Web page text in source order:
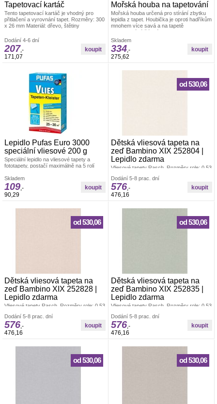
Tapetovací kartáč
Tento tapetovací kartáč je vhodný pro
přitlačení a vyrovnání tapet. Rozměry: 300
x 26 mm Materiál: dřevo, štětiny
Dodání 4-6 dní
207,-
171,07
Mořská houba na tapetování
Mořská houba určená pro stírání zbytku
lepidla z tapet. Houbička je oproti hadříkům
mnohem více savá a na tapetě
14 cm
Skladem
334,-
275,62
Lepidlo Pufas Euro 3000
speciální vliesové 200 g
Speciální lepidlo na vliesové tapety a
fototapety, postačí maximálně na 5 rolí
Skladem
109,-
90,29
Dětská vliesová tapeta na
zeď Bambino XIX 252804 |
Lepidlo zdarma
Vliesové tapety Rasch. Rozměry role: 0,53
Lepidlem se natírá pouze zeď. Vliesové
tapety na zeď se vyznačují dobrou
prodyšností, mechanickou odolností a
schopností zakrytí jemných prasklin.
od 530,06
Dodání 5-8 prac. dní
576,-
476,16
Dětská vliesová tapeta na
zeď Bambino XIX 252828 |
Lepidlo zdarma
Vliesové tapety Rasch. Rozměry role: 0,53
Lepidlem se natírá pouze zeď. Vliesové
tapety na zeď se vyznačují dobrou
prodyšností, mechanickou odolností a
schopností zakrytí jemných prasklin.
od 530,06
Dodání 5-8 prac. dní
576,-
476,16
Dětská vliesová tapeta na
zeď Bambino XIX 252835 |
Lepidlo zdarma
Vliesové tapety Rasch. Rozměry role: 0,53
Lepidlem se natírá pouze zeď. Vliesové
tapety na zeď se vyznačují dobrou
prodyšností, mechanickou odolností a
schopností zakrytí jemných prasklin.
od 530,06
Dodání 5-8 prac. dní
576,-
476,16
od 530,06 od 530,06